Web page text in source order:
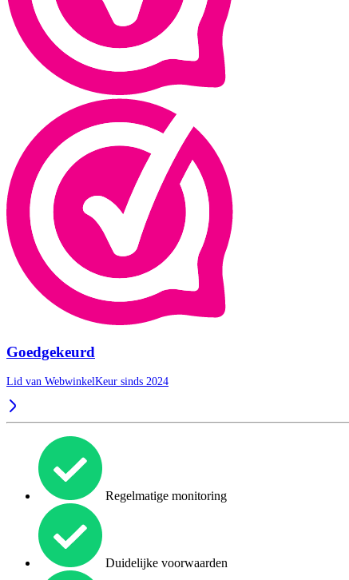
Goedgekeurd
Lid van WebwinkelKeur sinds 2024
Regelmatige monitoring
Duidelijke voorwaarden